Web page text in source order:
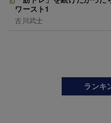
ワースト1
古川武士
ランキ